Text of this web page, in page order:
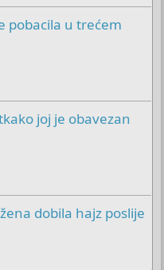
pobacila u trećem
joj je obavezan
dobila hajz poslije